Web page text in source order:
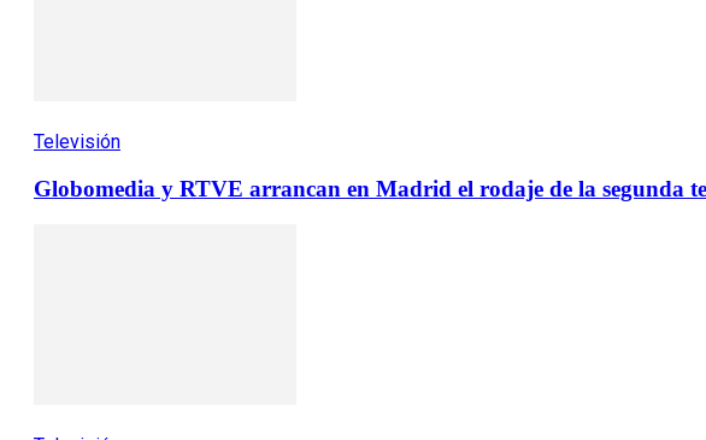
Televisión
Globomedia y RTVE arrancan en Madrid el rodaje de la segunda